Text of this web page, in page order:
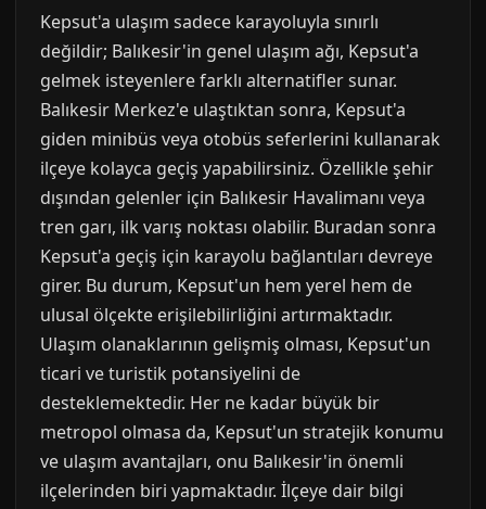
Kepsut'a ulaşım sadece karayoluyla sınırlı
değildir; Balıkesir'in genel ulaşım ağı, Kepsut'a
gelmek isteyenlere farklı alternatifler sunar.
Balıkesir Merkez'e ulaştıktan sonra, Kepsut'a
giden minibüs veya otobüs seferlerini kullanarak
ilçeye kolayca geçiş yapabilirsiniz. Özellikle şehir
dışından gelenler için Balıkesir Havalimanı veya
tren garı, ilk varış noktası olabilir. Buradan sonra
Kepsut'a geçiş için karayolu bağlantıları devreye
girer. Bu durum, Kepsut'un hem yerel hem de
ulusal ölçekte erişilebilirliğini artırmaktadır.
Ulaşım olanaklarının gelişmiş olması, Kepsut'un
ticari ve turistik potansiyelini de
desteklemektedir. Her ne kadar büyük bir
metropol olmasa da, Kepsut'un stratejik konumu
ve ulaşım avantajları, onu Balıkesir'in önemli
ilçelerinden biri yapmaktadır. İlçeye dair bilgi